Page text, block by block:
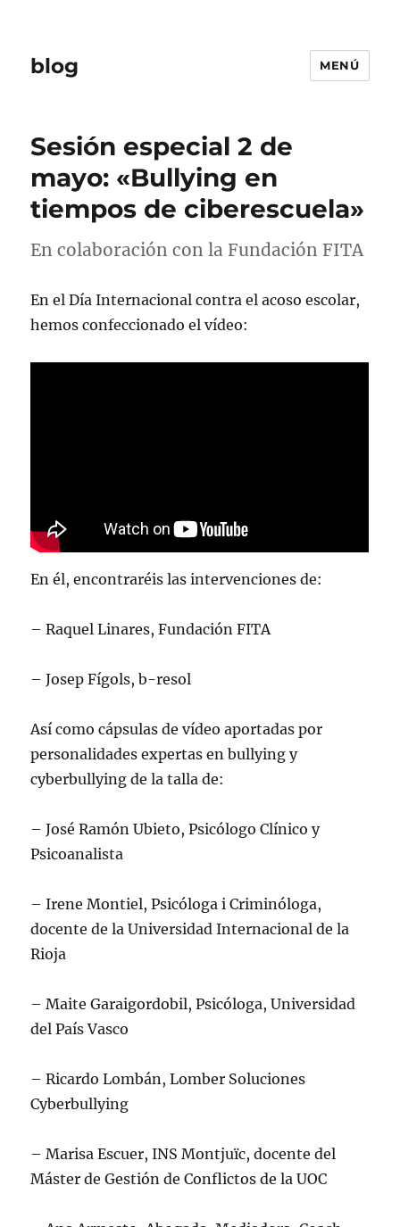
blog MENÚ
Sesión especial 2 de
mayo: «Bullying en
tiempos de ciberescuela»
En colaboración con la Fundación FITA
En el Día Internacional contra el acoso escolar,
hemos confeccionado el vídeo:
En él, encontraréis las intervenciones de:
– Raquel Linares, Fundación FITA
– Josep Fígols, b-resol
Así como cápsulas de vídeo aportadas por
personalidades expertas en bullying y
cyberbullying de la talla de:
– José Ramón Ubieto, Psicólogo Clínico y
Psicoanalista
– Irene Montiel, Psicóloga i Criminóloga,
docente de la Universidad Internacional de la
Rioja
– Maite Garaigordobil, Psicóloga, Universidad
del País Vasco
– Ricardo Lombán, Lomber Soluciones
Cyberbullying
– Marisa Escuer, INS Montjuïc, docente del
Máster de Gestión de Conflictos de la UOC